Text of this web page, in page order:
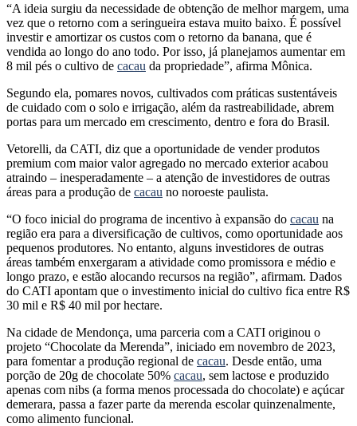
“A ideia surgiu da necessidade de obtenção de melhor margem, uma
vez que o retorno com a seringueira estava muito baixo. É possível
investir e amortizar os custos com o retorno da banana, que é
vendida ao longo do ano todo. Por isso, já planejamos aumentar em
8 mil pés o cultivo de cacau da propriedade”, afirma Mônica.
Segundo ela, pomares novos, cultivados com práticas sustentáveis
de cuidado com o solo e irrigação, além da rastreabilidade, abrem
portas para um mercado em crescimento, dentro e fora do Brasil.
Vetorelli, da CATI, diz que a oportunidade de vender produtos
premium com maior valor agregado no mercado exterior acabou
atraindo – inesperadamente – a atenção de investidores de outras
áreas para a produção de cacau no noroeste paulista.
“O foco inicial do programa de incentivo à expansão do cacau na
região era para a diversificação de cultivos, como oportunidade aos
pequenos produtores. No entanto, alguns investidores de outras
áreas também enxergaram a atividade como promissora e médio e
longo prazo, e estão alocando recursos na região”, afirmam. Dados
do CATI apontam que o investimento inicial do cultivo fica entre R$
30 mil e R$ 40 mil por hectare.
Na cidade de Mendonça, uma parceria com a CATI originou o
projeto “Chocolate da Merenda”, iniciado em novembro de 2023,
para fomentar a produção regional de cacau. Desde então, uma
porção de 20g de chocolate 50% cacau, sem lactose e produzido
apenas com nibs (a forma menos processada do chocolate) e açúcar
demerara, passa a fazer parte da merenda escolar quinzenalmente,
como alimento funcional.